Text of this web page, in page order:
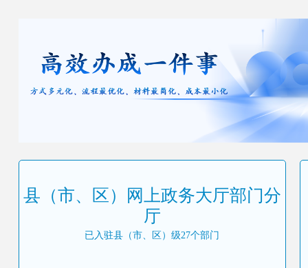
县（市、区）网上政务大厅部门分
厅
已入驻县（市、区）级27个部门